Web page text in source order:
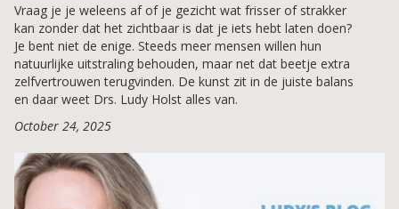
Vraag je je weleens af of je gezicht wat frisser of strakker
kan zonder dat het zichtbaar is dat je iets hebt laten doen?
Je bent niet de enige. Steeds meer mensen willen hun
natuurlijke uitstraling behouden, maar net dat beetje extra
zelfvertrouwen terugvinden. De kunst zit in de juiste balans
en daar weet Drs. Ludy Holst alles van.
October 24, 2025